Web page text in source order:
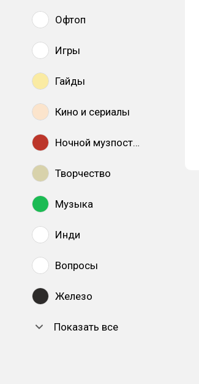
Офтоп
Игры
Гайды
Кино и сериалы
Ночной музпостинг
Творчество
Музыка
Инди
Вопросы
Железо
Показать все